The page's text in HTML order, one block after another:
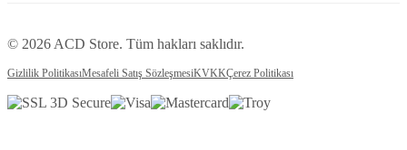
© 2026 ACD Store. Tüm hakları saklıdır.
Gizlilik PolitikasıMesafeli Satış SözleşmesiKVKKÇerez Politikası